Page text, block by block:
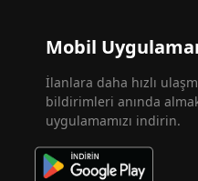
Mobil
İlanlara daha hızlı
bildirimleri anında
uygulamamızı indirin.